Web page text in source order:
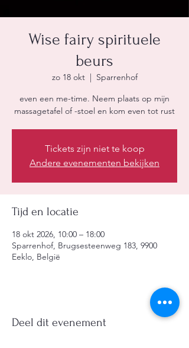
Wise fairy spirituele
beurs
zo 18 okt
  |
Sparrenhof
even een me-time. Neem plaats op mijn
massagetafel of -stoel en kom even tot rust
Tickets zijn niet te koop
Andere evenementen bekijken
Tijd en locatie
18 okt 2026, 10:00 – 18:00
Sparrenhof, Brugsesteenweg 183, 9900
Eeklo, België
Deel dit evenement